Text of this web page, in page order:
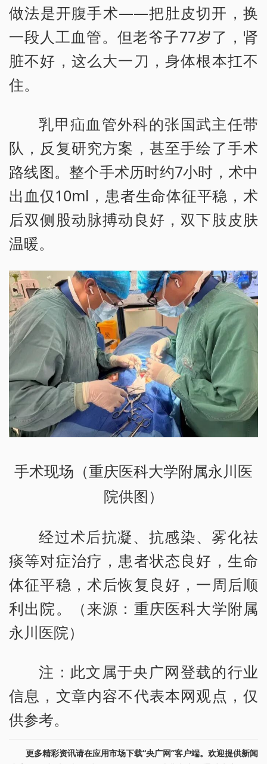
做法是开腹手术——把肚皮切开，换
一段人工血管。但老爷子77岁了，肾
脏不好，这么大一刀，身体根本扛不
住。
乳甲疝血管外科的张国武主任带
队，反复研究方案，甚至手绘了手术
路线图。整个手术历时约7小时，术中
出血仅10ml，患者生命体征平稳，术
后双侧股动脉搏动良好，双下肢皮肤
温暖。
手术现场（重庆医科大学附属永川医
院供图）
经过术后抗凝、抗感染、雾化祛
痰等对症治疗，患者状态良好，生命
体征平稳，术后恢复良好，一周后顺
利出院。（来源：重庆医科大学附属
永川医院）
注：此文属于央广网登载的行业
信息，文章内容不代表本网观点，仅
供参考。
更多精彩资讯请在应用市场下载“央广网”客户端。欢迎提供新闻